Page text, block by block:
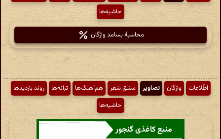
حاشیه‌ها
محاسبهٔ بسامد واژگان
اطّلاعات واژگان تصاویر مشق شعر هم‌آهنگ‌ها ترانه‌ها
روند بازدیدها
حاشیه‌ها
منبع کاغذی گنجور